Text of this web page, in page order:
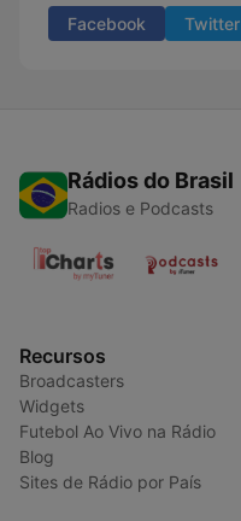
Facebook Twitter
Rádios do Brasil
Radios e Podcasts
Recursos
Broadcasters
Widgets
Futebol Ao Vivo na Rádio
Blog
Sites de Rádio por País